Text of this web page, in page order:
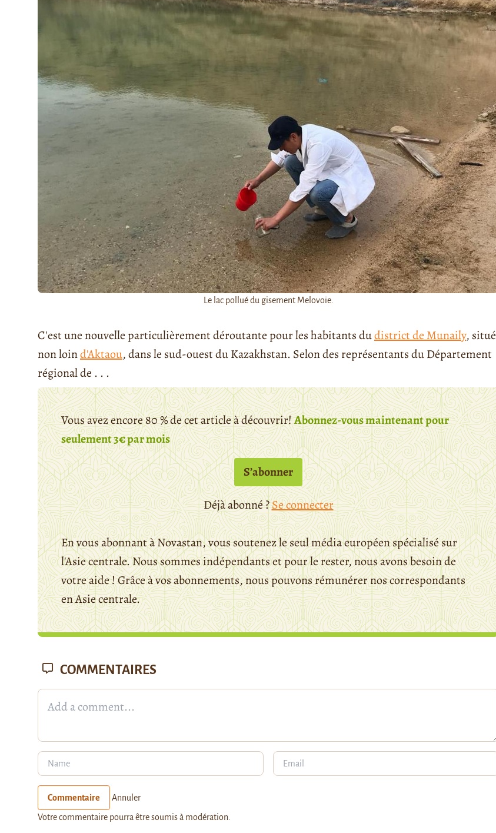
Le lac pollué du gisement Melovoïe.
C'est une nouvelle particulièrement déroutante pour les habitants dudistrict de Munaily, situé
non loind'Aktaou, dans le sud-ouest du Kazakhstan. Selon des représentants du Département
régional de . . .
Vous avez encore 80 % de cet article à découvrir!Abonnez-vous maintenant pour
seulement 3€ par mois
S’abonner
Déjà abonné ?Se connecter
En vous abonnant à Novastan, vous soutenez le seul média européen spécialisé sur
l'Asie centrale. Nous sommes indépendants et pour le rester, nous avons besoin de
votre aide ! Grâce à vos abonnements, nous pouvons rémunérer nos correspondants
en Asie centrale.
COMMENTAIRES
Commentaire Annuler
Votre commentaire pourra être soumis à modération.